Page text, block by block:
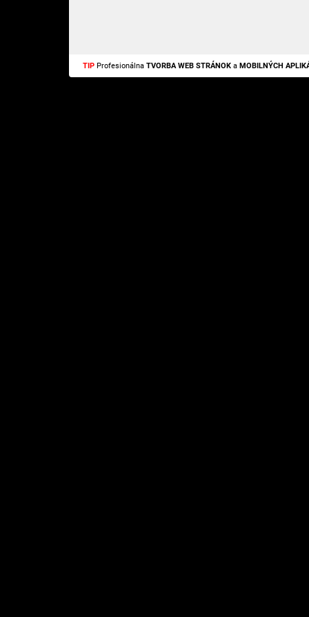
TIP Profesionálna TVORBA WEB STRÁNOK a MOBILNÝCH